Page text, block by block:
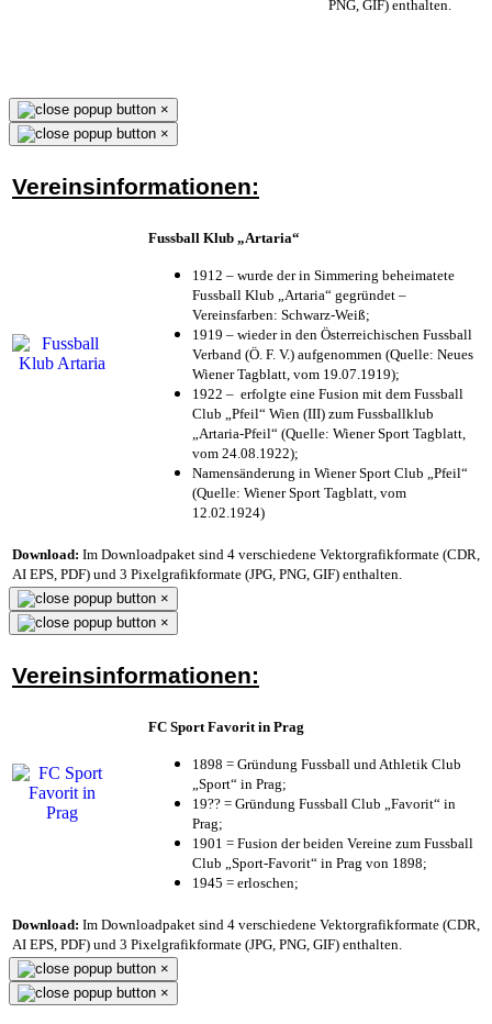
PNG, GIF) enthalten.
×
×
Vereinsinformationen:
Fussball Klub „Artaria“
1912 – wurde der in Simmering beheimatete
Fussball Klub „Artaria“ gegründet –
Vereinsfarben: Schwarz-Weiß;
1919 – wieder in den Österreichischen Fussball
Verband (Ö. F. V.) aufgenommen (Quelle: Neues
Wiener Tagblatt, vom 19.07.1919);
1922 – erfolgte eine Fusion mit dem Fussball
Club „Pfeil“ Wien (III) zum Fussballklub
„Artaria-Pfeil“ (Quelle: Wiener Sport Tagblatt,
vom 24.08.1922);
Namensänderung in Wiener Sport Club „Pfeil“
(Quelle: Wiener Sport Tagblatt, vom
12.02.1924)
Download: Im Downloadpaket sind 4 verschiedene Vektorgrafikformate (CDR,
AI EPS, PDF) und 3 Pixelgrafikformate (JPG, PNG, GIF) enthalten.
×
×
Vereinsinformationen:
FC Sport Favorit in Prag
1898 = Gründung Fussball und Athletik Club
„Sport“ in Prag;
19?? = Gründung Fussball Club „Favorit“ in
Prag;
1901 = Fusion der beiden Vereine zum Fussball
Club „Sport-Favorit“ in Prag von 1898;
1945 = erloschen;
Download: Im Downloadpaket sind 4 verschiedene Vektorgrafikformate (CDR,
AI EPS, PDF) und 3 Pixelgrafikformate (JPG, PNG, GIF) enthalten.
×
×